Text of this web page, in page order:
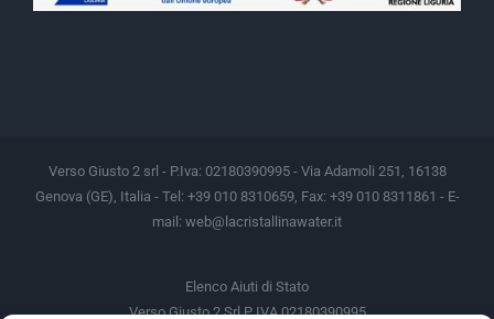
Verso Giusto 2 srl - P.Iva: 02180390995 - Via Adamoli 251, 16138
Genova (GE), Italia - Tel: +39 010 8310659, Fax: +39 010 8311861 - E-
mail: web@lacristallinawater.it
Elenco Aiuti di Stato
Verso Giusto 2 Srl P IVA 02180390995